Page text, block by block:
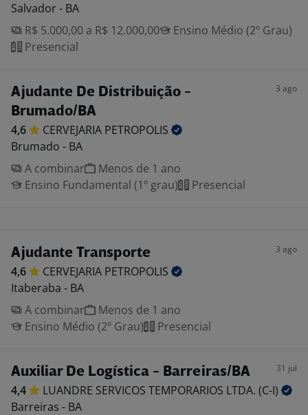
Salvador - BA
R$ 5.000,00 a R$ 12.000,00
Ensino Médio (2º Grau)
Presencial
Ajudante De Distribuição -
Brumado/BA
3 ago
4,6 CERVEJARIA PETROPOLIS
Brumado - BA
A combinar
Menos de 1 ano
Ensino Fundamental (1º grau)
Presencial
Ajudante Transporte 3 ago
4,6 CERVEJARIA PETROPOLIS
Itaberaba - BA
A combinar
Menos de 1 ano
Ensino Médio (2º Grau)
Presencial
Auxiliar De Logística - Barreiras/BA 31 jul
4,4 LUANDRE SERVICOS TEMPORARIOS LTDA. (C-I)
Barreiras - BA